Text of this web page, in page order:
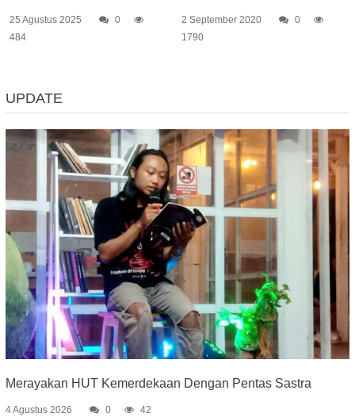
25 Agustus 2025
0
484
2 September 2020
0
1790
UPDATE
Merayakan HUT Kemerdekaan Dengan Pentas Sastra
4 Agustus 2026 0 42